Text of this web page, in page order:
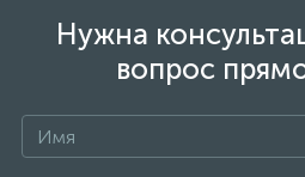
Нужна
вопрос